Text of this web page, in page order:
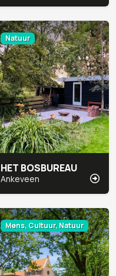
Natuur
HET BOSBUREAU
Ankeveen
Mens, Cultuur, Natuur